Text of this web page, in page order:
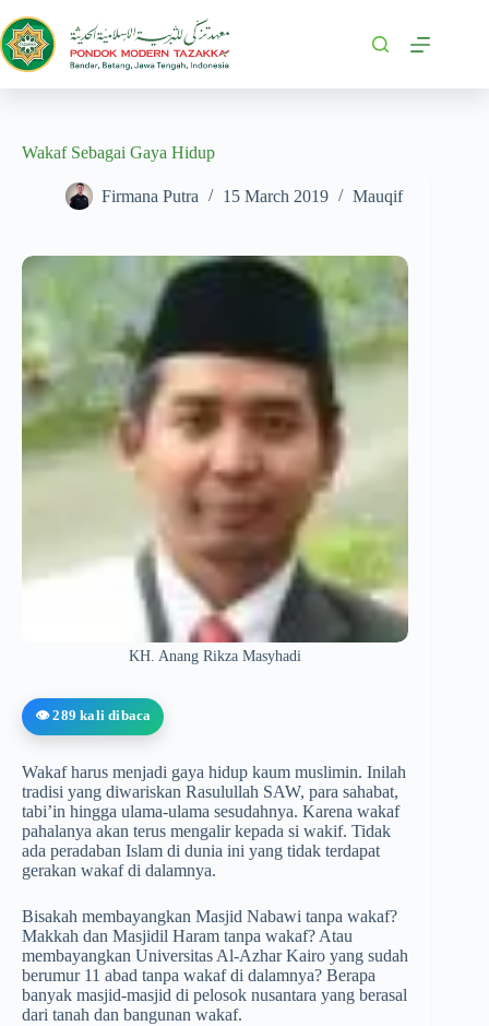
Wakaf Sebagai Gaya Hidup
Firmana Putra 15 March 2019 Mauqif
KH. Anang Rikza Masyhadi
👁️ 289 kali dibaca
Wakaf harus menjadi gaya hidup kaum muslimin. Inilah
tradisi yang diwariskan Rasulullah SAW, para sahabat,
tabi’in hingga ulama-ulama sesudahnya. Karena wakaf
pahalanya akan terus mengalir kepada si wakif. Tidak
ada peradaban Islam di dunia ini yang tidak terdapat
gerakan wakaf di dalamnya.
Bisakah membayangkan Masjid Nabawi tanpa wakaf?
Makkah dan Masjidil Haram tanpa wakaf? Atau
membayangkan Universitas Al-Azhar Kairo yang sudah
berumur 11 abad tanpa wakaf di dalamnya? Berapa
banyak masjid-masjid di pelosok nusantara yang berasal
dari tanah dan bangunan wakaf.